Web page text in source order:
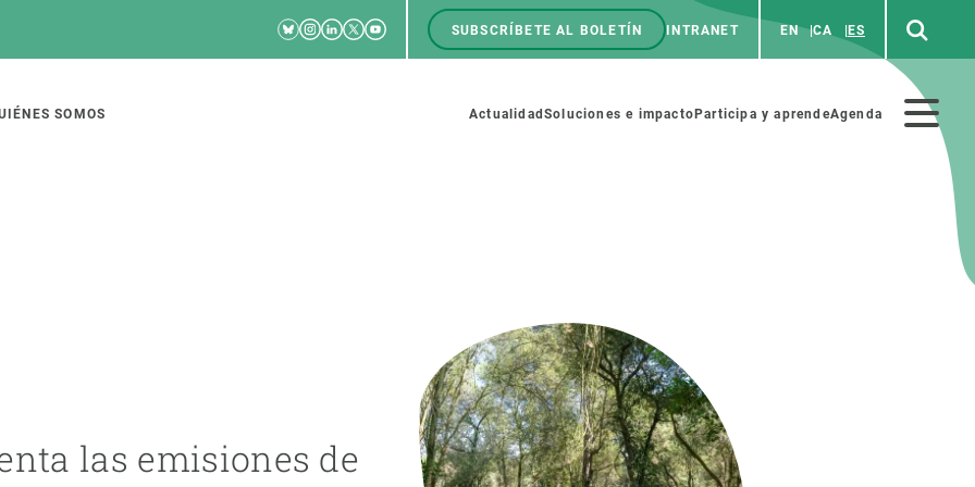
RRSS
Bluesky
Instagram
Linkedin
TwitterYoutube
Menú
top
SUBSCRÍBETE AL BOLETÍN INTRANET EN CA ES
SOMOS
Menú
Actualidad Soluciones e impacto Participa y aprendeAgenda
las emisiones de
de ecosistemas Política y gestión
ÚNETE A NOSOTROS
Bolsa de trabajo
Estrategia de Recursos Humanos
Oportunidades académicas
Pide tu MSCA-PF
Materiales educativos
COLABORA